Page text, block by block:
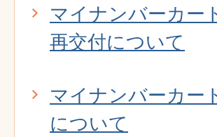
マイナンバーカー
再交付について
マイナンバーカー
について